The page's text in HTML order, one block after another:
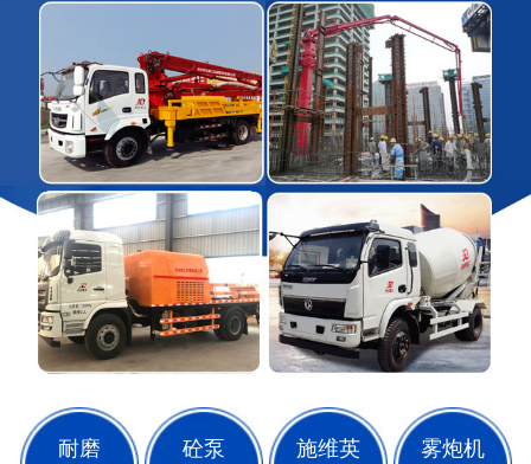
砼泵配件
PM 施维英 CIFA 配件
弯头弯管
电力弯头三通
耐磨
砼泵
施维英
雾炮机